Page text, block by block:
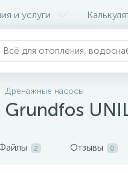
и услуги
Дренажные насосы
2 Отзывы 0